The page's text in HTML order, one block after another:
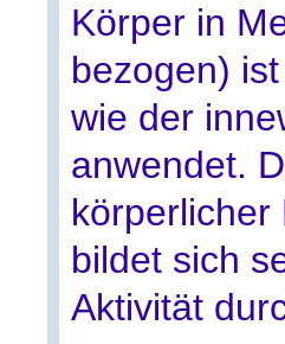
Körper in
bezogen)
wie der
anwendet.
körperlicher
bildet sich
Aktivität